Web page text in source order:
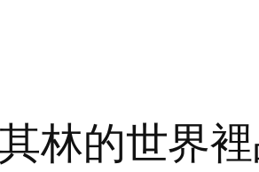
林的世界